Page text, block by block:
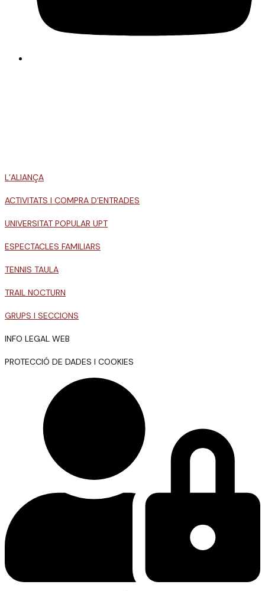
L’ALIANÇA
ACTIVITATS I COMPRA D’ENTRADES
UNIVERSITAT POPULAR UPT
ESPECTACLES FAMILIARS
TENNIS TAULA
TRAIL NOCTURN
GRUPS I SECCIONS
INFO LEGAL WEB
PROTECCIÓ DE DADES I COOKIES